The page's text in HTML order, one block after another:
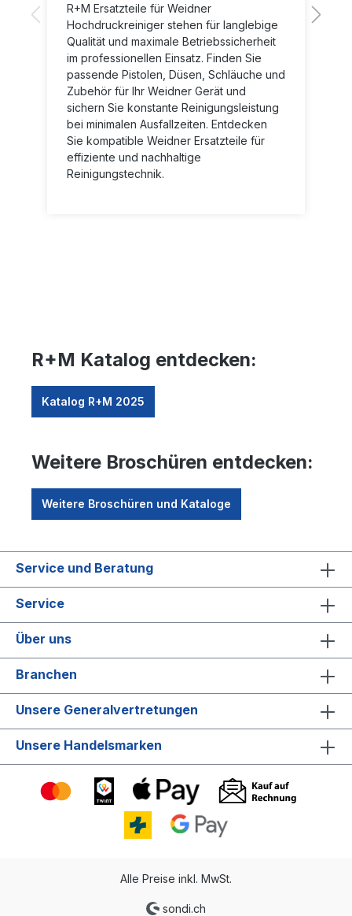
R+M Ersatzteile für Weidner
Hochdruckreiniger stehen für langlebige
Qualität und maximale Betriebssicherheit
im professionellen Einsatz. Finden Sie
passende Pistolen, Düsen, Schläuche und
Zubehör für Ihr Weidner Gerät und
sichern Sie konstante Reinigungsleistung
bei minimalen Ausfallzeiten. Entdecken
Sie kompatible Weidner Ersatzteile für
effiziente und nachhaltige
Reinigungstechnik.
R+M Katalog entdecken:
Katalog R+M 2025
Weitere Broschüren entdecken:
Weitere Broschüren und Kataloge
Service und Beratung
Service
Über uns
Branchen
Unsere Generalvertretungen
Unsere Handelsmarken
Alle Preise inkl. MwSt.
sondi.ch